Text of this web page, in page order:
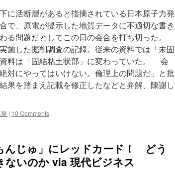
機
via
毎
日
新
聞
に活断層があると指摘されている日本原子力発
で、原電が提示した地質データに不適切な書き
問題だとしてこの日の会合を打ち切った。
施した掘削調査の記録。従来の資料では「未固
料は「固結粘土状部」に変わっていた。 会
対にやってはいけない。倫理上の問題だ」と批
果を踏まえ記載を修正したなどと弁解、陳謝し
| 10 Comments
んじゅ」にレッドカード！ どう
ないのか via 現代ビジネス